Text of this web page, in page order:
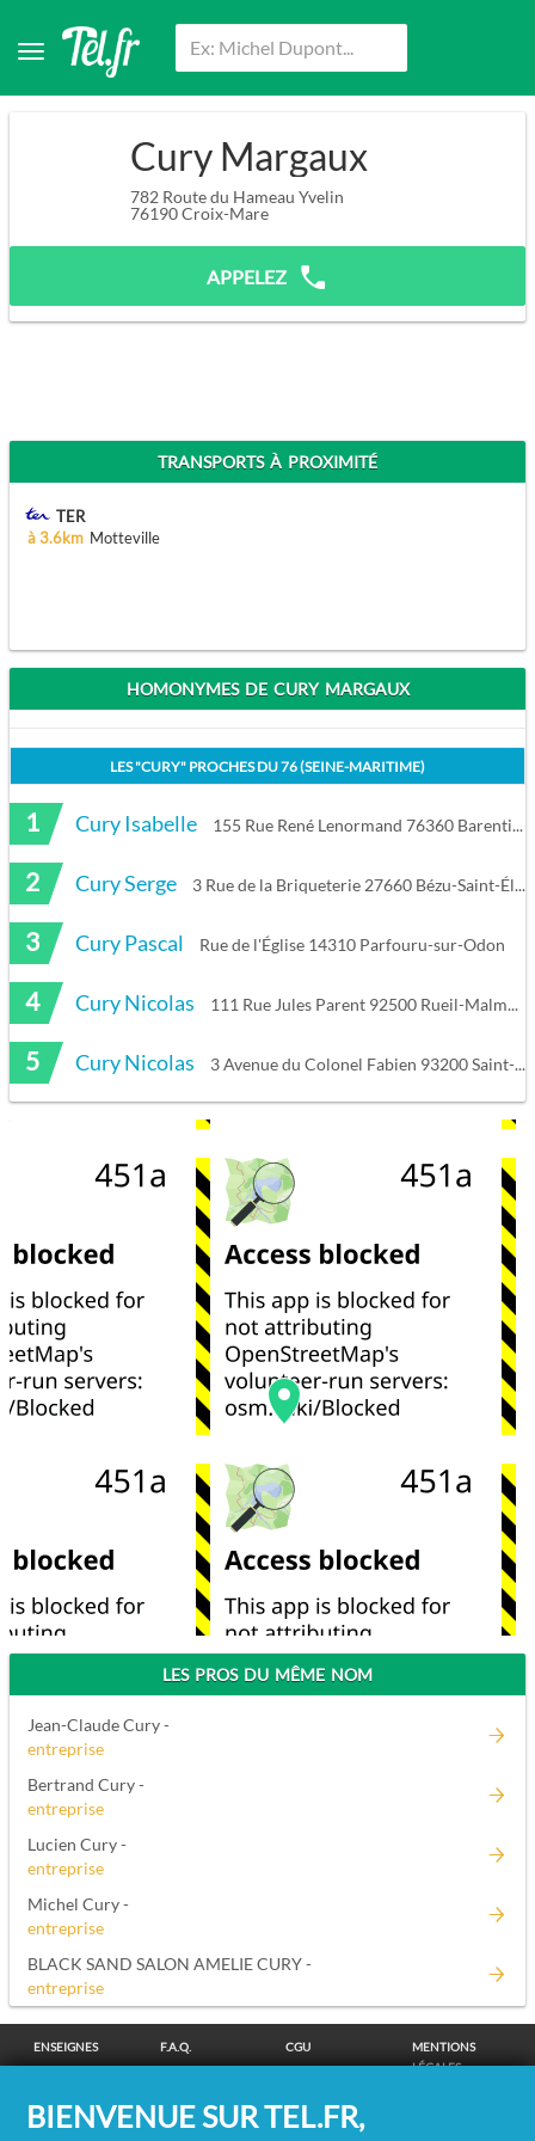
Cury Margaux
782 Route du Hameau Yvelin
76190Croix-Mare
APPELEZ
TRANSPORTS À PROXIMITÉ
TER
à 3.6km Motteville
HOMONYMES DE CURY MARGAUX
LES "CURY" PROCHES DU76 (SEINE-MARITIME)
1 Cury Isabelle 155 Rue René Lenormand 76360 Barentin
2 Cury Serge 3 Rue de la Briqueterie 27660 Bézu-Saint-Éloi
3 Cury Pascal Rue de l'Église 14310 Parfouru-sur-Odon
4 Cury Nicolas 111 Rue Jules Parent 92500 Rueil-Malmaison
5 Cury Nicolas 3 Avenue du Colonel Fabien 93200 Saint-Denis
LES PROS DU MÊME NOM
Jean-Claude Cury -
entreprise
Bertrand Cury -
entreprise
Lucien Cury -
entreprise
Michel Cury -
entreprise
BLACK SAND SALON AMELIE CURY -
entreprise
ENSEIGNES F.A.Q. CGU
MENTIONS
LÉGALES
CONFIDENTIALITÉ
COOKIES
CHOIX
COOKIES
BIENVENUE SUR TEL.FR,